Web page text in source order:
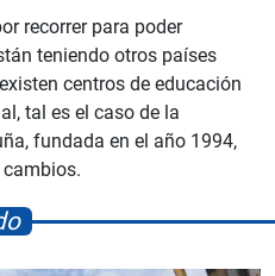
recorrer para poder
teniendo otros países
centros de educación
tal es el caso de la
fundada en el año 1994,